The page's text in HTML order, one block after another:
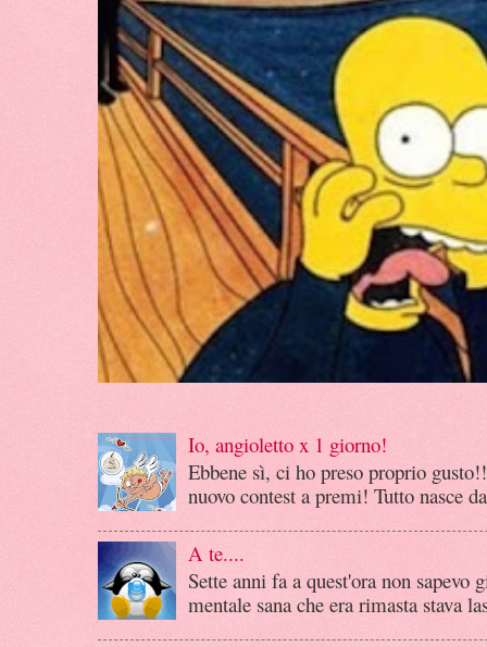
Io, angioletto x 1 giorno!
Ebbene sì, ci ho preso proprio
nuovo contest a premi! Tutto nasce
A te....
Sette anni fa a quest'ora non sapevo
mentale sana che era rimasta stava